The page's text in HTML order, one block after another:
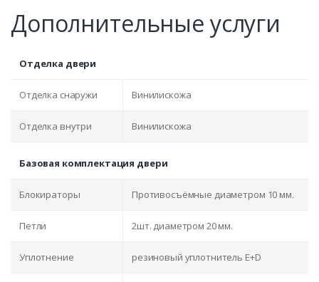
Дополнительные услуги
Отделка двери
Отделка снаружи Винилискожа
Отделка внутри Винилискожа
Базовая комплектация двери
Блокираторы Противосъёмные диаметром 10 мм.
Петли 2шт. диаметром 20 мм.
Уплотнение резиновый уплотнитель E+D